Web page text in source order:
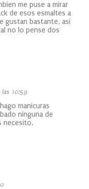
me puse a mirar
de esos esmaltes a
gustan bastante, asi
no lo pense dos
las 10:59
manicuras
ninguna de
necesito.